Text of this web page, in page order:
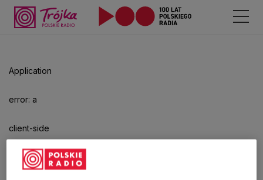
Application
error: a
client-side
exception